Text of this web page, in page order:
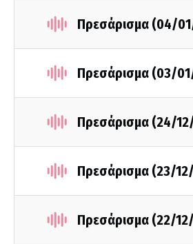
Πρεσάρισμα (04/
Πρεσάρισμα (03/
Πρεσάρισμα (24/
Πρεσάρισμα (23/
Πρεσάρισμα (22/